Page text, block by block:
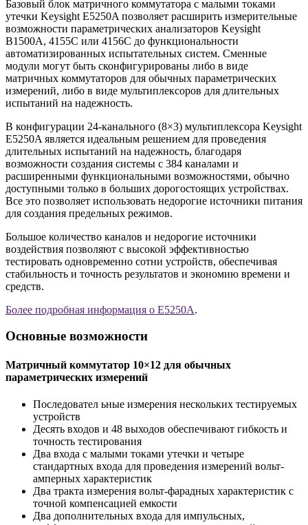
Базовый блок матричного коммутатора с малыми токами
утечки Keysight E5250A позволяет расширить измерительные
возможности параметрических анализаторов Keysight
B1500A, 4155C или 4156C до функциональности
автоматизированных испытательных систем. Сменные
модули могут быть сконфигурированы либо в виде
матричных коммутаторов для обычных параметрических
измерений, либо в виде мультиплексоров для длительных
испытаний на надежность.
В конфигурации 24-канального (8×3) мультиплексора Keysight
E5250A является идеальным решением для проведения
длительных испытаний на надежность, благодаря
возможности создания системы с 384 каналами и
расширенными функциональными возможностями, обычно
доступными только в больших дорогостоящих устройствах.
Все это позволяет использовать недорогие источники питания
для создания предельных режимов.
Большое количество каналов и недорогие источники
воздействия позволяют с высокой эффективностью
тестировать одновременно сотни устройств, обеспечивая
стабильность и точность результатов и экономию времени и
средств.
Более подробная информация о E5250A.
Основные возможности
Матричный коммутатор 10×12 для обычных
параметрических измерений
Последовател ьные измерения нескольких тестируемых
устройств
Десять входов и 48 выходов обеспечивают гибкость и
точность тестирования
Два входа с малыми токами утечки и четыре
стандартных входа для проведения измерений вольт-
амперных характеристик
Два тракта измерения вольт-фарадных характеристик с
точной компенсацией емкости
Два дополнительных входа для импульсных,